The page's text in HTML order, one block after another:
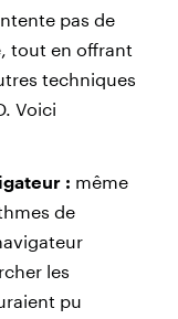
pas de
tout en offrant
techniques
Voici
: même
de
les
pu